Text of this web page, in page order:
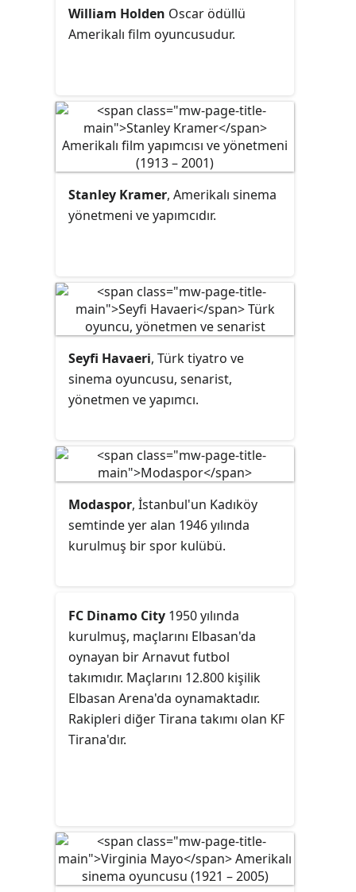
William Holden Oscar ödüllü
Amerikalı film oyuncusudur.
Stanley Kramer, Amerikalı sinema
yönetmeni ve yapımcıdır.
Seyfi Havaeri, Türk tiyatro ve
sinema oyuncusu, senarist,
yönetmen ve yapımcı.
Modaspor, İstanbul'un Kadıköy
semtinde yer alan 1946 yılında
kurulmuş bir spor kulübü.
FC Dinamo City 1950 yılında
kurulmuş, maçlarını Elbasan'da
oynayan bir Arnavut futbol
takımıdır. Maçlarını 12.800 kişilik
Elbasan Arena'da oynamaktadır.
Rakipleri diğer Tirana takımı olan KF
Tirana'dır.